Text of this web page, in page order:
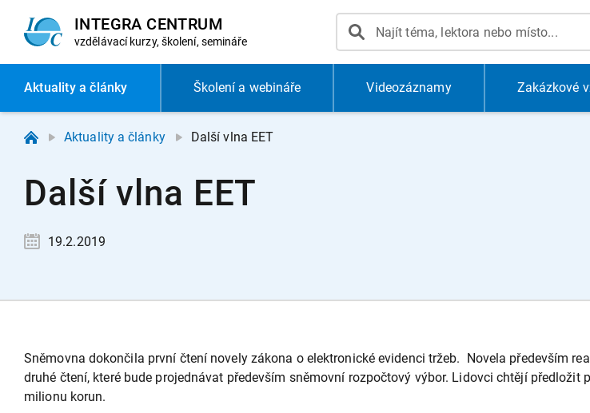
INTEGRA CENTRUM
vzdělávací kurzy, školení, semináře
Aktualitya články Školení a webináře Videozáznamy Zakázkové
Aktuality a články Další vlna EET
Další vlna EET
19.2.2019
Sněmovna dokončila první čtení novely zákona o elektronické evidenci tržeb. Novela především
druhé čtení, které bude projednávat především sněmovní rozpočtový výbor. Lidovci chtějí
milionu korun.